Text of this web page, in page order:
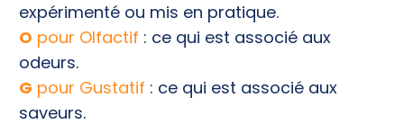
expérimenté ou mis en pratique.
O pour Olfactif : ce qui est associé aux
odeurs.
G pour Gustatif : ce qui est associé aux
saveurs.